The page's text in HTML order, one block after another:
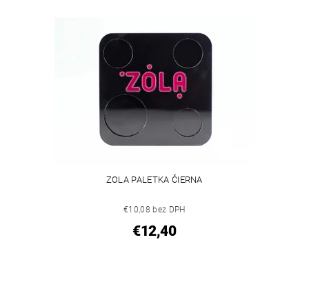
ZOLA PALETKA ČIERNA
€10,08 bez DPH
€12,40